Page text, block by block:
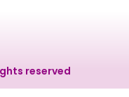
reserved